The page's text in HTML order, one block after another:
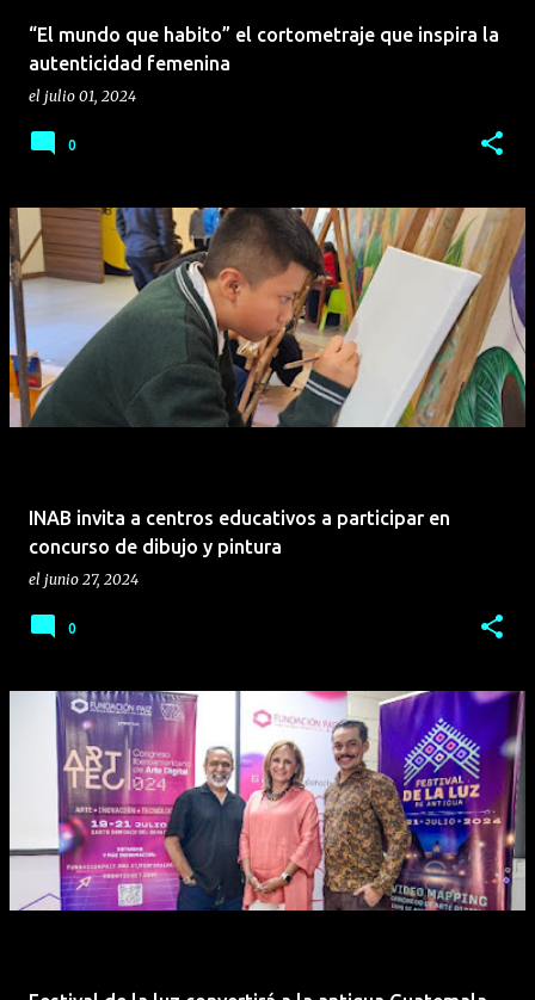
“El mundo que habito” el cortometraje que inspira la
autenticidad femenina
el julio 01, 2024
0
INAB invita a centros educativos a participar en
concurso de dibujo y pintura
el junio 27, 2024
0